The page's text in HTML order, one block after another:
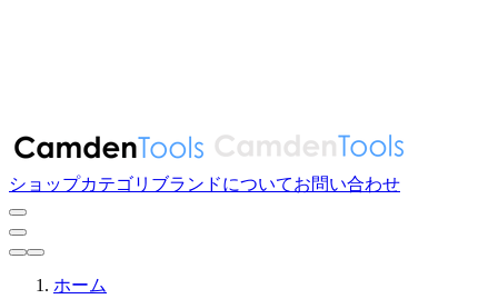
ショップカテゴリ ブランドについてお問い合わせ
ホーム